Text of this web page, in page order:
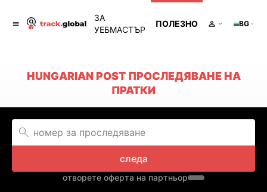
ЗА
УЕБМАСТЪР
ПОЛЕЗНО BG
HUNGARIAN POST ПРОСЛЕДЯВАНЕ НА
ПРАТКИ
следа
отворете оферта на партньор